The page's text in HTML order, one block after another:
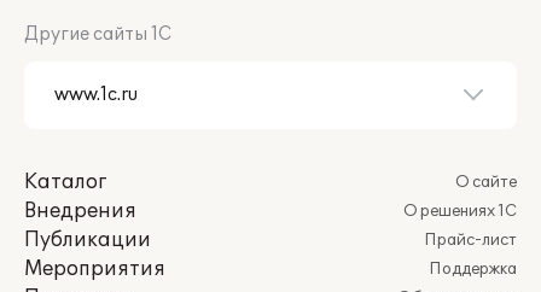
Другие сайты 1С
Каталог
Внедрения
Публикации
Мероприятия
О сайте
О решениях 1С
Прайс-лист
Поддержка